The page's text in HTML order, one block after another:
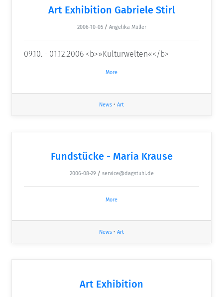
Art Exhibition Gabriele Stirl
2006-10-05 / Angelika Müller
09.10. - 01.12.2006 <b>»Kulturwelten«</b>
More
News • Art
Fundstücke - Maria Krause
2006-08-29 / service@dagstuhl.de
More
News • Art
Art Exhibition